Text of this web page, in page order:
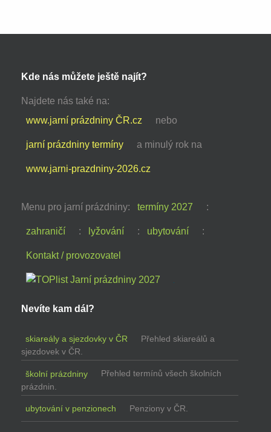
Kde nás můžete ještě najít?
Najdete nás také na:
www.jarní prázdniny ČR.cz
nebo
jarní prázdniny termíny a minulý rok na
www.jarni-prazdniny-2026.cz
Menu pro jarní prázdniny: termíny 2027 :
zahraničí : lyžování : ubytování :
Kontakt / provozovatel
Nevíte kam dál?
skiareály a sjezdovky v ČR
Přehled skiareálů a
sjezdovek v ČR.
školní prázdniny
Přehled termínů všech školních
prázdnin.
ubytování v penzionech Penziony v ČR.